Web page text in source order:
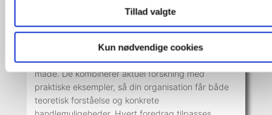
Tillad valgte
Kun nødvendige cookies
Ekspertviden der gør en forskel
Vores erfarne foredragsholdere formidler kompleks
viden om klima på en engagerende og forståelig
måde. De kombinerer aktuel forskning med
praktiske eksempler, så din organisation får både
teoretisk forståelse og konkrete